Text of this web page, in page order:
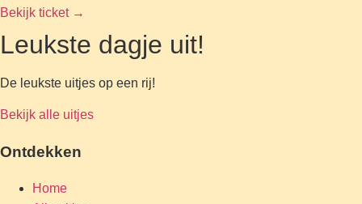
Bekijk ticket →
Leukste dagje uit!
De leukste uitjes op een rij!
Bekijk alle uitjes
Ontdekken
Home